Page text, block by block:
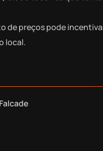
de preços pode
local.